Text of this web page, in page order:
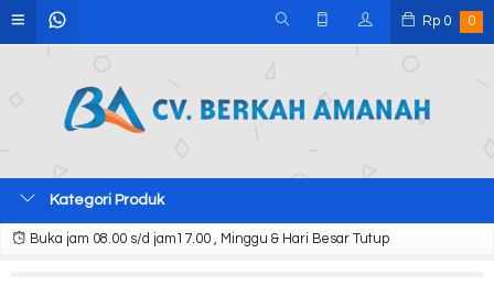
Rp 0 0
Kategori Produk
Buka jam 08.00 s/d jam17.00 , Minggu & Hari Besar Tutup